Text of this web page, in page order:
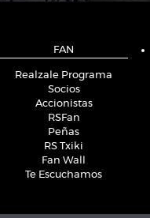
FAN
Realzale Programa
Socios
Accionistas
RSFan
Peñas
RS Txiki
Fan Wall
Te Escuchamos